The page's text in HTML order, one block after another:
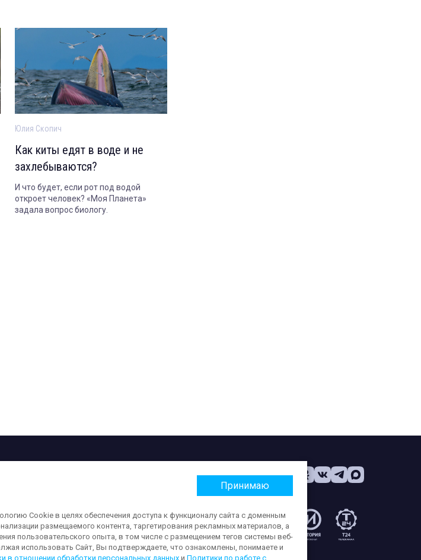
Юлия Скопич
Как киты едят в воде и не
захлебываются?
И что будет, если рот под водой
откроет человек? «Моя Планета»
задала вопрос биологу.
с российским и международным
размещенных на сайте,
юридически значимых сообщений:
Принимаю
Cookie в целях обеспечения доступа к функционалу сайта с доменным
размещаемого контента, таргетирования рекламных материалов, а
пользовательского опыта, в том числе с размещением тегов системы веб-
использовать Сайт, Вы подтверждаете, что ознакомлены, понимаете и
в отношении обработки персональных данныхи Политики по работе с